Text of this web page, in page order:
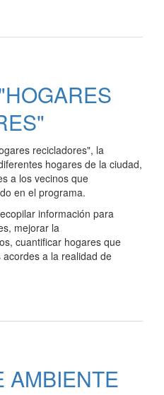
recicladores", la
hogares de la ciudad,
a los vecinos que
en el programa.
información para
mejorar la
cuantificar hogares que
a la realidad de
AMBIENTE